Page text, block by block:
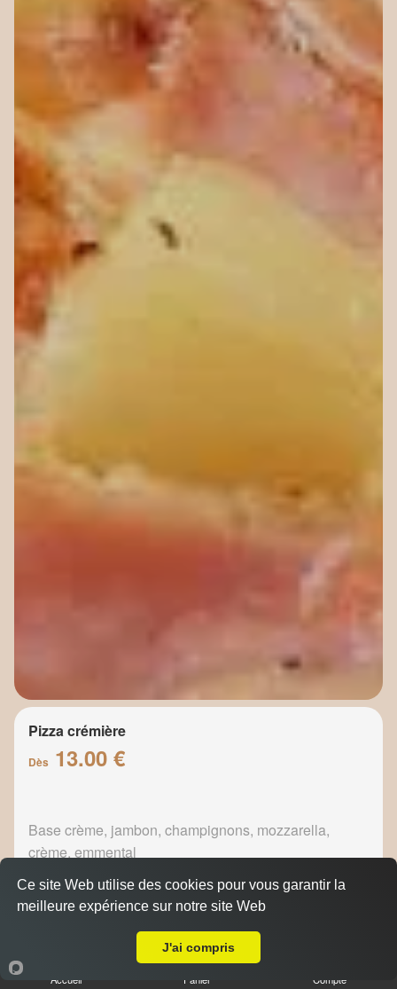
Pizza crémière
Dès 13.00 €
Base crème, jambon, champignons, mozzarella,
crème, emmental
13.50 €
Accueil Panier Compte
Ce site Web utilise des cookies pour vous garantir la
meilleure expérience sur notre site Web
J'ai compris